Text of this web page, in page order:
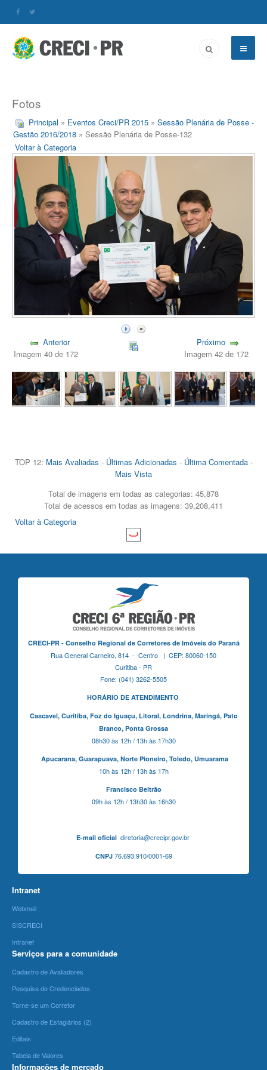
Fotos
Principal » Eventos Creci/PR 2015 » Sessão Plenária de Posse -
Gestão 2016/2018 » Sessão Plenária de Posse-132
Voltar à Categoria
Anterior
Imagem 40 de 172
Próximo
Imagem 42 de 172
TOP 12: Mais Avaliadas - Últimas Adicionadas - Última Comentada-
Mais Vista
Total de imagens em todas as categorias: 45,878
Total de acessos em todas as imagens: 39,208,411
Voltar à Categoria
CRECI-PR - Conselho Regional de Corretores de Imóveis do Paraná
Rua General Carneiro, 814 - Centro | CEP: 80060-150
Curitiba - PR
Fone: (041) 3262-5505
HORÁRIO DE ATENDIMENTO
Cascavel, Curitiba,Foz do Iguaçu, Litoral, Londrina, Maringá, Pato
Branco, Ponta Grossa
08h30 às 12h / 13h às 17h30
Apucarana, Guarapuava, Norte Pioneiro, Toledo, Umuarama
10h às 12h / 13h às 17h
Francisco Beltrão
09h às 12h / 13h30 às 16h30
E-mail oficialdiretoria@crecipr.gov.br
CNPJ76.693.910/0001-69
Intranet
Webmail
SISCRECI
Intranet
Serviços para a comunidade
Cadastro de Avaliadores
Pesquisa de Credenciados
Torne-se um Corretor
Cadastro de Estagiários (2)
Editais
Tabela de Valores
Informações de mercado